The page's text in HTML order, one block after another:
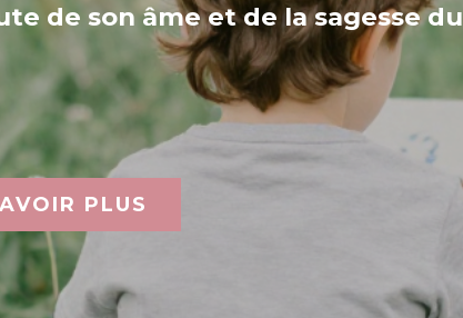
de son âme et de la sagesse du
PLUS